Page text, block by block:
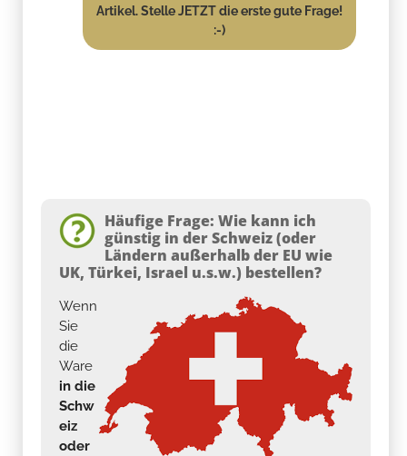
Artikel. Stelle JETZT die erste gute Frage!
:-)
Häufige Frage: Wie kann ich
günstig in der Schweiz (oder
Ländern außerhalb der EU wie
UK, Türkei, Israel u.s.w.) bestellen?
Wenn
Sie
die
Ware
in die
Schw
eiz
oder